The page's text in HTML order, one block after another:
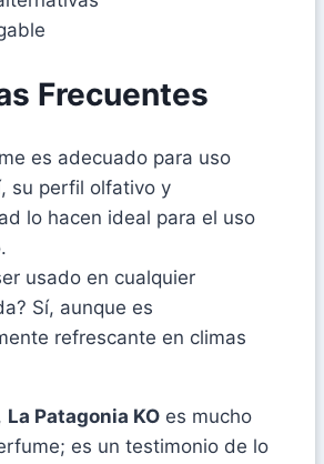
Frecuentes
es adecuado para uso
su perfil olfativo y
lo hacen ideal para el uso
usado en cualquier
Sí, aunque es
refrescante en climas
La Patagonia KO es mucho
es un testimonio de lo